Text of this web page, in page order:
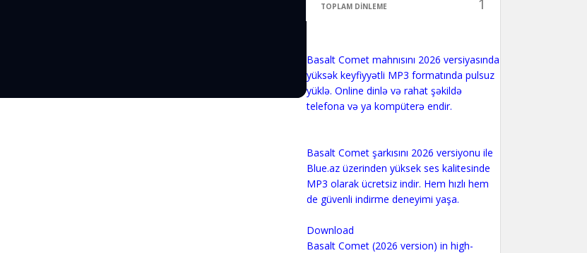
TOPLAM DINLEME 1
Basalt Comet mahnısını 2026 versiyasında
yüksək keyfiyyətli MP3 formatında pulsuz
yüklə. Online dinlə və rahat şəkildə
telefona və ya kompüterə endir.
Basalt Comet şarkısını 2026 versiyonu ile
Blue.az üzerinden yüksek ses kalitesinde
MP3 olarak ücretsiz indir. Hem hızlı hem
de güvenli indirme deneyimi yaşa.
Download
Basalt Comet (2026 version) in high-